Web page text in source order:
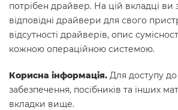
потрібен драйвер. На цій вкладці ви
відповідні драйвери для свого
відсутності драйверів, опис
кожною операційною системою.
Корисна інформація. Для доступу
забезпечення, посібників та інших
вкладки вище.